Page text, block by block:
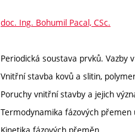
doc. Ing. Bohumil Pacal, CSc.
Periodická soustava prvků. Vazby
Vnitřní stavba kovů a slitin,
Poruchy vnitřní stavby a jejich
Termodynamika fázových
Kinetika fázových přeměn